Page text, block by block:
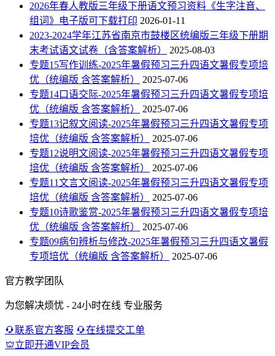
2026年春人教版三年级下册语文预习资料《生字注音、
组词》电子版可下载打印 2026-01-11
2023-2024学年江苏省南京市鼓楼区统编版三年级下册期
末考试语文试卷（含答案解析）
2025-08-03
专题15写作训练-2025年暑假预习三升四语文暑假专项培
优（统编版 含答案解析）
2025-07-06
专题14口语交际-2025年暑假预习三升四语文暑假专项培
优（统编版 含答案解析）
2025-07-06
专题13记叙文阅读-2025年暑假预习三升四语文暑假专项
培优（统编版 含答案解析）
2025-07-06
专题12说明文阅读-2025年暑假预习三升四语文暑假专项
培优（统编版 含答案解析）
2025-07-06
专题11文言文阅读-2025年暑假预习三升四语文暑假专项
培优（统编版 含答案解析）
2025-07-06
专题10诗歌鉴赏-2025年暑假预习三升四语文暑假专项培
优（统编版 含答案解析）
2025-07-06
专题09病句辨析与修改-2025年暑假预习三升四语文暑假
专项培优（统编版 含答案解析）
2025-07-06
官方教学团队
为您解决烦忧 - 24小时在线 专业服务
联系官方客服
在线提交工单
立即开通VIP会员